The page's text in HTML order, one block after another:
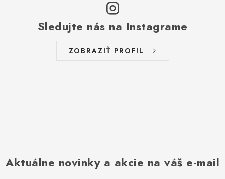
Sledujte nás na Instagrame
ZOBRAZIŤ PROFIL
Aktuálne novinky a akcie na váš e-mail